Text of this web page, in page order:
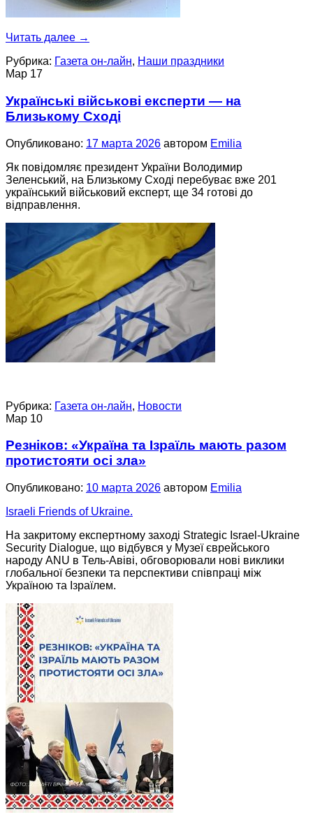
Читать далее →
Рубрика: Газета он-лайн, Наши праздники
Мар 17
Українські військові експерти — на
Близькому Сході
Опубликовано: 17 марта 2026 автором Emilia
Як повідомляє президент України Володимир
Зеленський, на Близькому Сході перебуває вже 201
український військовий експерт, ще 34 готові до
відправлення.
Рубрика: Газета он-лайн, Новости
Мар 10
Резніков: «Україна та Ізраїль мають разом
протистояти осі зла»
Опубликовано: 10 марта 2026 автором Emilia
Israeli Friends of Ukraine.
На закритому експертному заході Strategic Israel-Ukraine
Security Dialogue, що відбувся у Музеї єврейського
народу ANU в Тель-Авіві, обговорювали нові виклики
глобальної безпеки та перспективи співпраці між
Україною та Ізраїлем.